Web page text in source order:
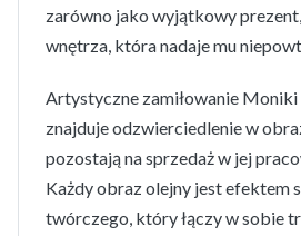
zarówno jako wyjątkowy
wnętrza, która nadaje mu
Artystyczne zamiłowanie
znajduje odzwierciedlenie w
pozostają na sprzedaż w jej
Każdy obraz olejny jest efektem
twórczego, który łączy w sobie